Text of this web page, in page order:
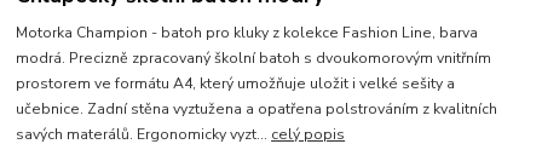
Motorka Champion - batoh pro kluky z kolekce Fashion Line, barva
modrá. Precizně zpracovaný školní batoh s dvoukomorovým vnitřním
prostorem ve formátu A4, který umožňuje uložit i velké sešity a
učebnice. Zadní stěna vyztužena a opatřena polstrováním z kvalitních
savých materálů. Ergonomicky vyzt... celý popis